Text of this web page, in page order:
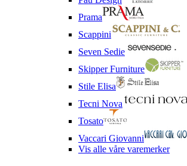
Prama
Scappini
Seven Sedie
Skipper Furniture
Stile Elisa
Tecni Nova
Tosato
Vaccari Giovanni
Vis alle våre varemerker